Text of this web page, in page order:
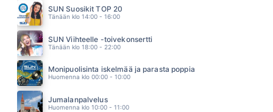
BEHM
04.31
CHRISTIE
04.28
KAIJA KOO
04.24
EMMA & MATILDA
04.18
SUN Suosikit TOP 20
Tänään klo 14:00 - 16:00
SUN Viihteelle -toivekonsertti
Tänään klo 18:00 - 22:00
Monipuolisinta iskelmää ja parasta poppia
Huomenna klo 00:00 - 10:00
Jumalanpalvelus
Huomenna klo 10:00 - 11:00